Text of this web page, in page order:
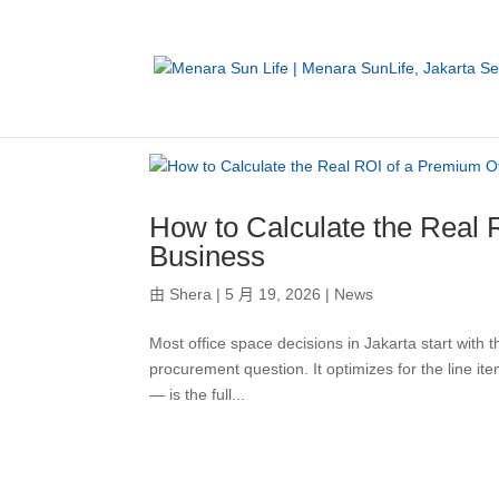
How to Calculate the Real
Business
由 Shera | 5 月 19, 2026 | News
Most office space decisions in Jakarta start with
procurement question. It optimizes for the line
— is the full...